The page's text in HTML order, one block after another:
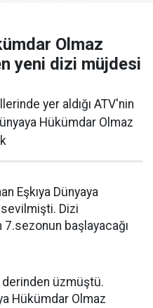
Olmaz
yeni dizi müjdesi
yer aldığı ATV'nin
Hükümdar Olmaz
Eşkıya Dünyaya
Dizi
başlayacağı
derinden üzmüştü.
Hükümdar Olmaz